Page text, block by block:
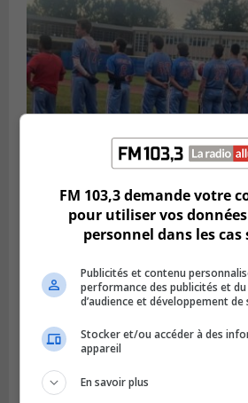
LONGUEUIL
Publié le 6 août 2026 à 05h11
vers la victoire à Laval
FM 103,3 demande votre
pour utiliser vos
personnel dans les
Publicités et contenu
performance des publicités et
d’audience et développement de
Stocker et/ou accéder à des
appareil
En savoir plus